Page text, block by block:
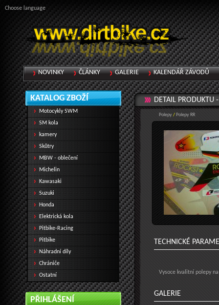
DETAIL PRODUKTU
Polepy/ Polepy RR
TECHNICKÉ
Vysoce kvalitní polepy
GALERIE
KATALOG ZBOŽÍ
Motocykly SWM
SM kola
kamery
Skůtry
MBW - oblečení
Michelin
Kawasaki
Suzuki
Honda
Elektrická kola
Pitbike-Racing
Pitbike
Náhradní díly
Chrániče
Ostatní
PŘIHLÁŠENÍ
NOVINKY ČLÁNKY GALERIE KALENDÁŘ ZÁVODŮ
Choose language